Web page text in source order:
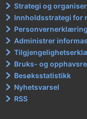
Strategi og
Innholdsstrategi for
Administrer
Bruks- og
Besøksstatistikk
Nyhetsvarsel
RSS